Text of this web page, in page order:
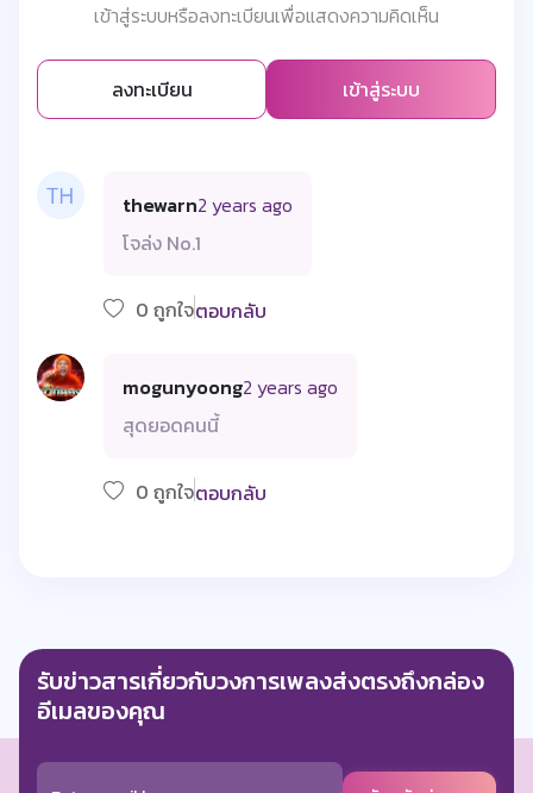
เข้าสู่ระบบหรือลงทะเบียนเพื่อแสดงความคิดเห็น
ลงทะเบียน เข้าสู่ระบบ
thewarn2 years ago
โจล่ง No.1
0 ถูกใจตอบกลับ
mogunyoong2 years ago
สุดยอดคนนี้
0 ถูกใจตอบกลับ
รับข่าวสารเกี่ยวกับวงการเพลงส่งตรงถึงกล่อง
อีเมลของคุณ